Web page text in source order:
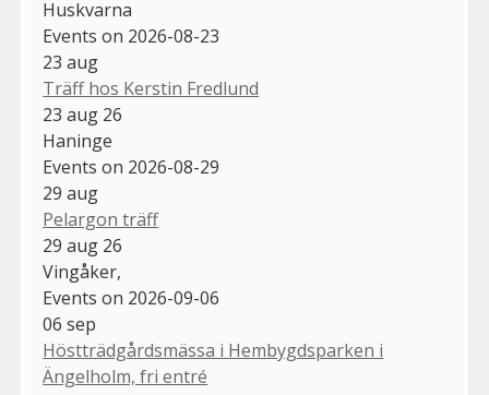
Huskvarna
Events on 2026-08-23
23 aug
Träff hos Kerstin Fredlund
23 aug 26
Haninge
Events on 2026-08-29
29 aug
Pelargon träff
29 aug 26
Vingåker,
Events on 2026-09-06
06 sep
Höstträdgårdsmässa i Hembygdsparken i
Ängelholm, fri entré